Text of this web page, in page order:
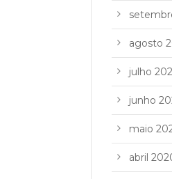
agosto
julho
junho
maio
abril